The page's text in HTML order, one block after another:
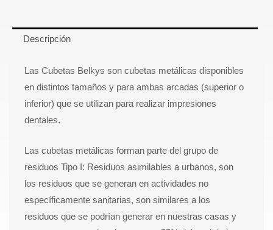
cantidad
Descripción
Las Cubetas Belkys son cubetas metálicas disponibles
en distintos tamaños y para ambas arcadas (superior o
inferior) que se utilizan para realizar impresiones
dentales.
Las cubetas metálicas forman parte del grupo de
residuos Tipo I: Residuos asimilables a urbanos, son
los residuos que se generan en actividades no
específicamente sanitarias, son similares a los
residuos que se podrían generar en nuestras casas y